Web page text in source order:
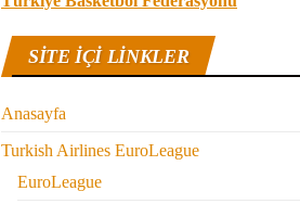
SITE IÇI LINKLER
Anasayfa
Turkish Airlines EuroLeague
EuroLeague